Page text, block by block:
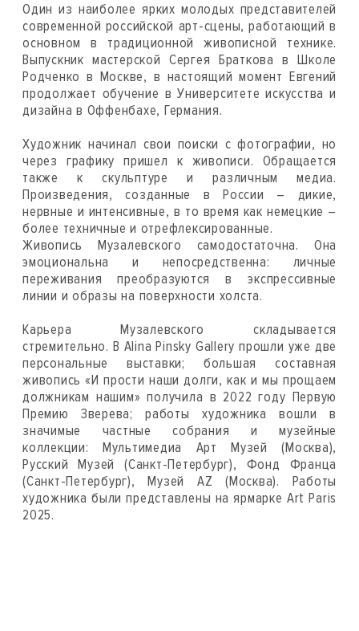
Один из наиболее ярких молодых представителей
современной российской арт-сцены, работающий в
основном в традиционной живописной технике.
Выпускник мастерской Сергея Браткова в Школе
Родченко в Москве, в настоящий момент Евгений
продолжает обучение в Университете искусства и
дизайна в Оффенбахе, Германия.
Художник начинал свои поиски с фотографии, но
через графику пришел к живописи. Обращается
также к скульптуре и различным медиа.
Произведения, созданные в России – дикие,
нервные и интенсивные, в то время как немецкие –
более техничные и отрефлексированные.
Живопись Музалевского самодостаточна. Она
эмоциональна и непосредственна: личные
переживания преобразуются в экспрессивные
линии и образы на поверхности холста.
Карьера Музалевского складывается
стремительно. В Alina Pinsky Gallery прошли уже две
персональные выставки; большая составная
живопись «И прости наши долги, как и мы прощаем
должникам нашим» получила в 2022 году Первую
Премию Зверева; работы художника вошли в
значимые частные собрания и музейные
коллекции: Мультимедиа Арт Музей (Москва),
Русский Музей (Санкт-Петербург), Фонд Франца
(Санкт-Петербург), Музей AZ (Москва). Работы
художника были представлены на ярмарке Art Paris
2025.